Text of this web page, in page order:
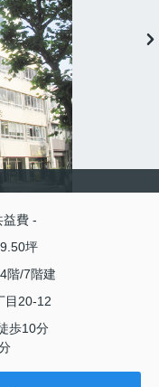
費 -
9.50坪
4階/7階建
目20-12
歩10分